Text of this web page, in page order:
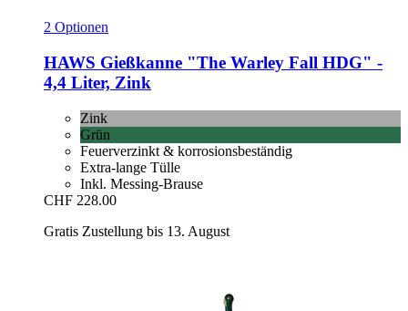
2 Optionen
HAWS Gießkanne "The Warley Fall HDG" -​
4,4 Liter, Zink
Zink
Grün
Feuerverzinkt & korrosionsbeständig
Extra-lange Tülle
Inkl. Messing-Brause
CHF 228.00
Gratis Zustellung bis 13. August